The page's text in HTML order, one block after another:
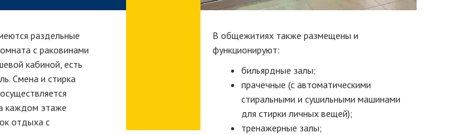
раздельные
с раковинами
кабиной, есть
Смена и стирка
каждом этаже
отдыха с
В общежитиях также размещены и
функционируют:
бильярдные залы;
прачечные (с автоматическими
стиральными и сушильными машинами
для стирки личных вещей);
тренажерные залы;